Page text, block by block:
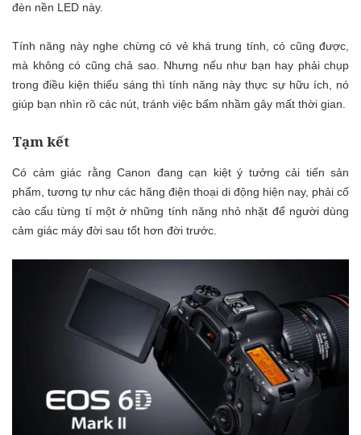
đèn nền LED này.
Tính năng này nghe chừng có vẻ khá trung tính, có cũng được,
mà không có cũng chả sao. Nhưng nếu như bạn hay phải chụp
trong điều kiện thiếu sáng thì tính năng này thực sự hữu ích, nó
giúp bạn nhìn rõ các nút, tránh việc bấm nhầm gây mất thời gian.
Tạm kết
Có cảm giác rằng Canon đang cạn kiệt ý tưởng cải tiến sản
phẩm, tương tự như các hãng điện thoại di động hiện nay, phải cố
cào cấu từng tí một ở những tính năng nhỏ nhặt để người dùng
cảm giác máy đời sau tốt hơn đời trước.